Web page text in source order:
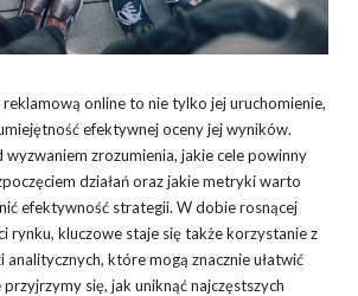
online to nie tylko jej uruchomienie,
efektywnej oceny jej wyników.
zrozumienia, jakie cele powinny
działań oraz jakie metryki warto
efektywność strategii. W dobie rosnącej
rynku, kluczowe staje się także korzystanie z
które mogą znacznie ułatwić
się, jak uniknąć najczęstszych